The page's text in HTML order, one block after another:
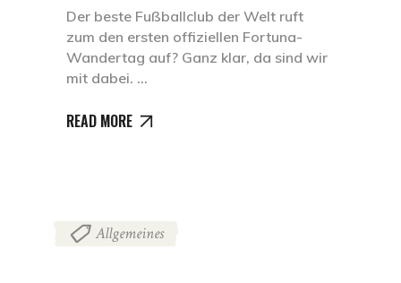
Der beste Fußballclub der Welt ruft
zum den ersten offiziellen Fortuna-
Wandertag auf? Ganz klar, da sind wir
mit dabei.
READ MORE
Allgemeines